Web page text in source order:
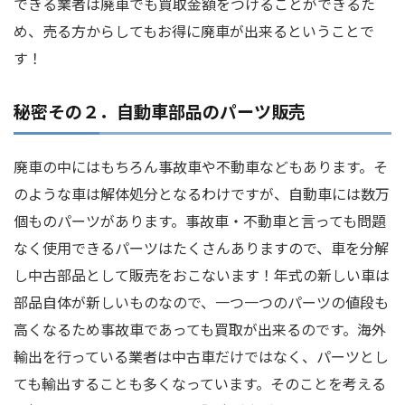
め、売る方からしてもお得に廃車が出来るということで
す！
秘密その２．自動車部品のパーツ販売
廃車の中にはもちろん事故車や不動車などもあります。そ
のような車は解体処分となるわけですが、自動車には数万
個ものパーツがあります。事故車・不動車と言っても問題
なく使用できるパーツはたくさんありますので、車を分解
し中古部品として販売をおこないます！年式の新しい車は
部品自体が新しいものなので、一つ一つのパーツの値段も
高くなるため事故車であっても買取が出来るのです。海外
輸出を行っている業者は中古車だけではなく、パーツとし
ても輸出することも多くなっています。そのことを考える